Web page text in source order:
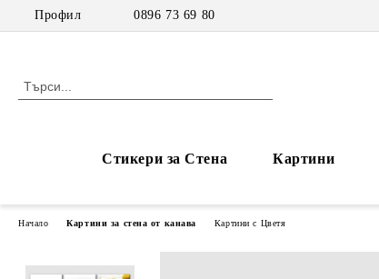
Профил 0896 73 69 80
Стикери за Стена Картини
Начало Картини за стена от канава Картини с Цветя